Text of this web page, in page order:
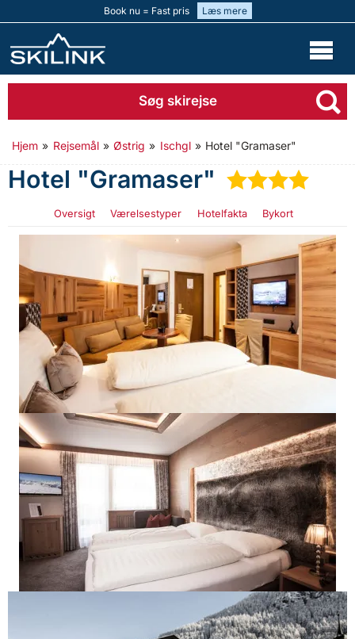
Book nu = Fast pris Læs mere
Søg skirejse
Hjem » Rejsemål » Østrig » Ischgl » Hotel "Gramaser"
Hotel "Gramaser" ★★★★
Oversigt Værelsestyper Hotelfakta Bykort